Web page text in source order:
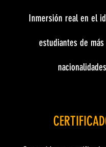
Inmersión real en el
estudiantes de
nacionalidades